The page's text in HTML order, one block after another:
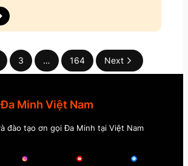
3 … 164 Next
Minh Việt Nam
đào tạo ơn gọi Đa Minh tại Việt Nam